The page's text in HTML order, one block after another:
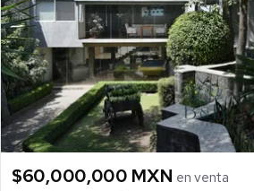
$60,000,000 MXN en venta